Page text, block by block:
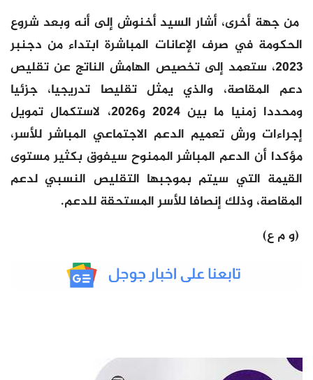
من جهة أخرى، أشار السيد أخنوش إلى أنه وبعد شروع
الحكومة في صرف الإعانات المباشرة ابتداء من دجنبر
2023، ستعمد إلى تخصيص الهامش الناتج عن تقليص
دعم المقاصة، والذي يمثل تقليصا تدريجيا، جزئيا
ومحددا زمنيا ما بين 2024 و2026، لاستكمال تمويل
إجراءات ورش تعميم الدعم الاجتماعي المباشر للأسر،
مؤكدا أن الدعم المباشر الممنوح سيفوق بكثير مستوى
القيمة التي سيتم بموجبها التقليص النسبي لدعم
المقاصة، وذلك إنصافا للأسر المستحقة للدعم.
(و م ع)